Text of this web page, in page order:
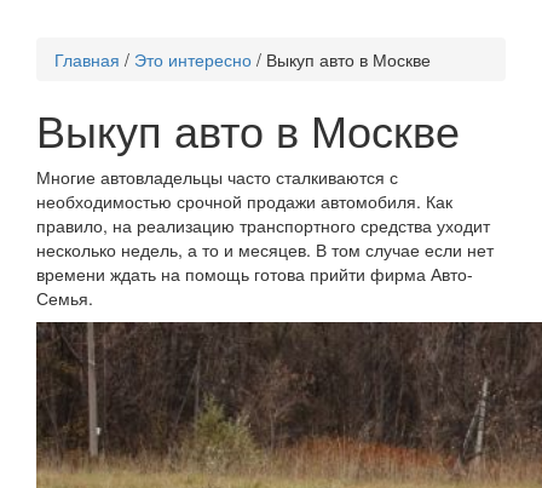
Главная / Это интересно / Выкуп авто в Москве
Выкуп авто в Москве
Многие автовладельцы часто сталкиваются с
необходимостью срочной продажи автомобиля. Как
правило, на реализацию транспортного средства уходит
несколько недель, а то и месяцев. В том случае если нет
времени ждать на помощь готова прийти фирма Авто-
Семья.